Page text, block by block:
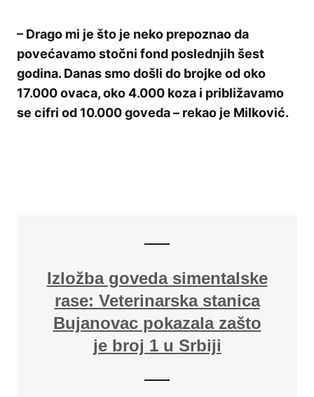
– Drago mi je što je neko prepoznao da
povećavamo stočni fond poslednjih šest
godina. Danas smo došli do brojke od oko
17.000 ovaca, oko 4.000 koza i približavamo
se cifri od 10.000 goveda – rekao je Milković.
Izložba goveda simentalske
rase: Veterinarska stanica
Bujanovac pokazala zašto
je broj 1 u Srbiji